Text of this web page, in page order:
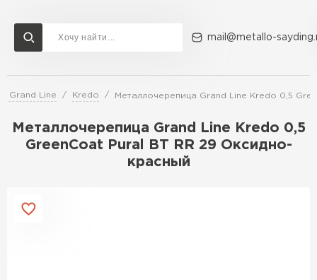
mail@metallo-
Grand Line Kredo Металлочерепица Grand Line Kredo 0,5
Металлочерепица Grand Line Kredo 0,5
GreenСoat Pural BT RR 29 Оксидно-
красный
Доставка и оплата Акции О компании Контакты
Перейти в каталог